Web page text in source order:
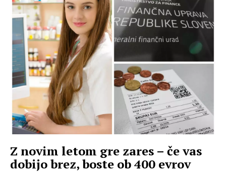
Z novim letom gre zares – če vas
dobijo brez, boste ob 400 evrov